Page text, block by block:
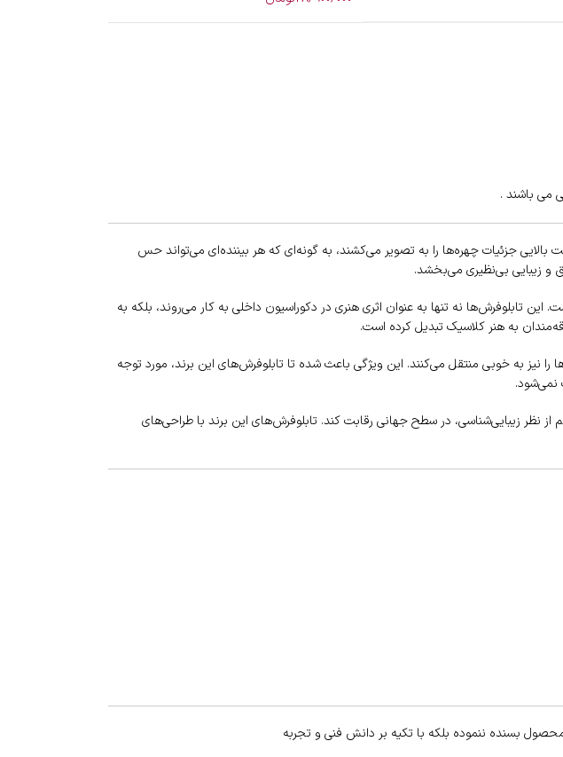
جزئیات چهره‌ها را به تصویر می‌کشند، به گونه‌ای که هر بیننده‌ای می‌تواند حس
و زیبایی بی‌نظیری می‌بخشد.
این تابلوفرش‌ها نه تنها به عنوان اثری هنری در دکوراسیون داخلی به کار می‌روند، بلکه به
به هنر کلاسیک تبدیل کرده است.
نیز به خوبی منتقل می‌کنند. این ویژگی باعث شده تا تابلوفرش‌های این برند، مورد توجه
نمی‌شود.
نظر زیبایی‌شناسی، در سطح جهانی رقابت کند. تابلوفرش‌های این برند با طراحی‌های
بسنده ننموده بلکه با تکیه بر دانش فنی و تجربه